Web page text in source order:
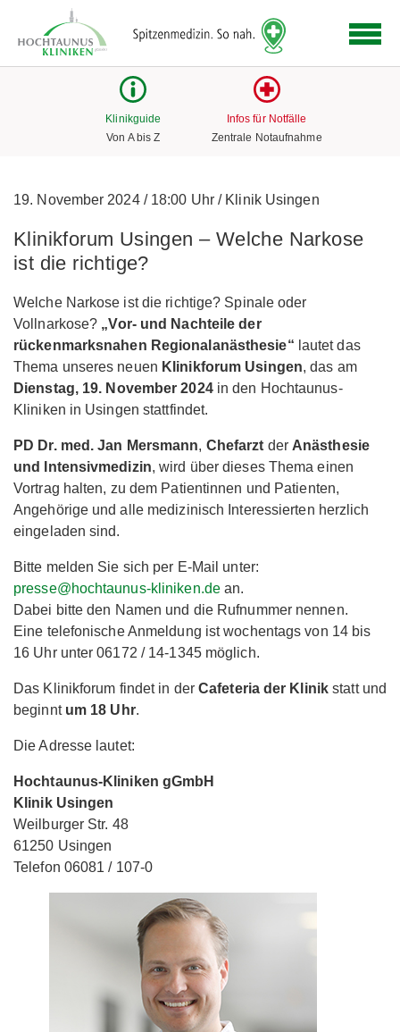
Link
zur
Klinikguide
Von A bis Z
Infos für Notfälle
Zentrale Notaufnahme
19. November 2024 /18:00 Uhr/Klinik Usingen
Klinikforum Usingen – Welche Narkose
ist die richtige?
Welche Narkose ist die richtige? Spinale oder
Vollnarkose? „Vor- und Nachteile der
rückenmarksnahen Regionalanästhesie“ lautet das
Thema unseres neuen Klinikforum Usingen, das am
Dienstag, 19. November 2024 in den Hochtaunus-
Kliniken in Usingen stattfindet.
PD Dr. med. Jan Mersmann, Chefarzt der Anästhesie
und Intensivmedizin, wird über dieses Thema einen
Vortrag halten, zu dem Patientinnen und Patienten,
Angehörige und alle medizinisch Interessierten herzlich
eingeladen sind.
Bitte melden Sie sich per E-Mail unter:
presse@hochtaunus-kliniken.dean.
Dabei bitte den Namen und die Rufnummer nennen.
Eine telefonische Anmeldung ist wochentags von 14 bis
16 Uhr unter 06172 / 14-1345 möglich.
Das Klinikforum findet in der Cafeteria der Klinik statt und
beginnt um 18 Uhr.
Die Adresse lautet:
Hochtaunus-Kliniken gGmbH
Klinik Usingen
Weilburger Str. 48
61250 Usingen
Telefon 06081 / 107-0